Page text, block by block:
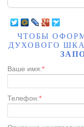
ЧТОБЫ
ДУХОВОГО
Ваше имя:*
Телефон:*